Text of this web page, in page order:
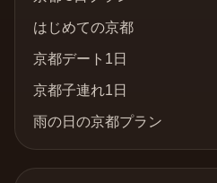
はじめての京都
京都デート1日
京都子連れ1日
雨の日の京都プラン